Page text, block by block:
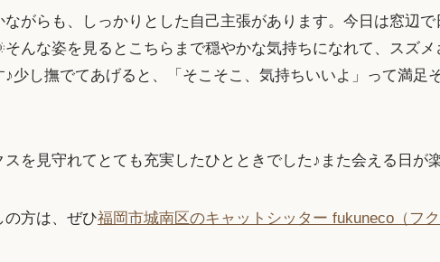
がらも、しっかりとした自己主張があります。今日は窓辺で
んな姿を見るとこちらまで穏やかな気持ちになれて、スズ
少し撫でてあげると、「そこそこ、気持ちいいよ」って満足
を見守れてとても充実したひとときでした♪また会える日が
方は、ぜひ福岡市城南区のキャットシッター fukuneco（フク